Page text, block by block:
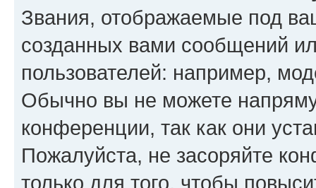
Звания, отображаемые под
созданных вами сообщений
пользователей: например,
Обычно вы не можете
конференции, так как они
Пожалуйста, не засоряйте
только для того, чтобы